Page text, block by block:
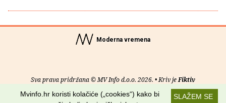
Moderna vremena
Sva prava pridržana © MV Info d.o.o. 2026. • Kriv jeFiktiv
O nama• Pomoć• Uvjeti korištenja•RSS kanaliSLAŽEM SE
Mvinfo.hr koristi kolačiće („cookies“) kako bi